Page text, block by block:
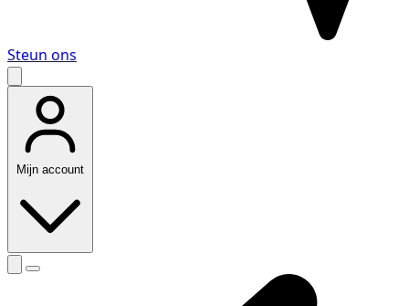
Steun ons
Mijn account